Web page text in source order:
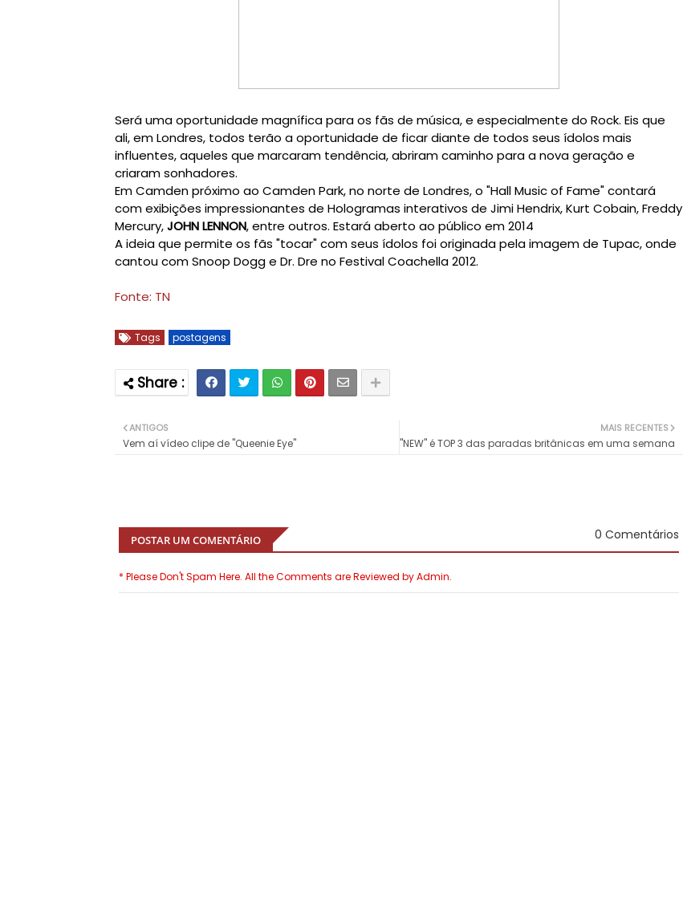
Será uma oportunidade magnífica para os fãs de música, e especialmente do Rock. Eis que
ali, em Londres, todos terão a oportunidade de ficar diante de todos seus ídolos mais
influentes, aqueles que marcaram tendência, abriram caminho para a nova geração e
criaram sonhadores.
Em Camden próximo ao Camden Park, no norte de Londres, o "Hall Music of Fame" contará
com exibições impressionantes de Hologramas interativos de Jimi Hendrix, Kurt Cobain, Freddy
Mercury,JOHN LENNON, entre outros. Estará aberto ao público em 2014
A ideia que permite os fãs "tocar" com seus ídolos foi originada pela imagem de Tupac, onde
cantou com Snoop Dogg e Dr. Dre no Festival Coachella 2012.
Fonte: TN
Tags postagens
MAIS RECENTES
"NEW" é TOP 3 das paradas britânicas em uma semana
ANTIGOS
Vem aí vídeo clipe de "Queenie Eye"
POSTAR UM COMENTÁRIO 0 Comentários
* Please Don't Spam Here. All the Comments are Reviewed by Admin.